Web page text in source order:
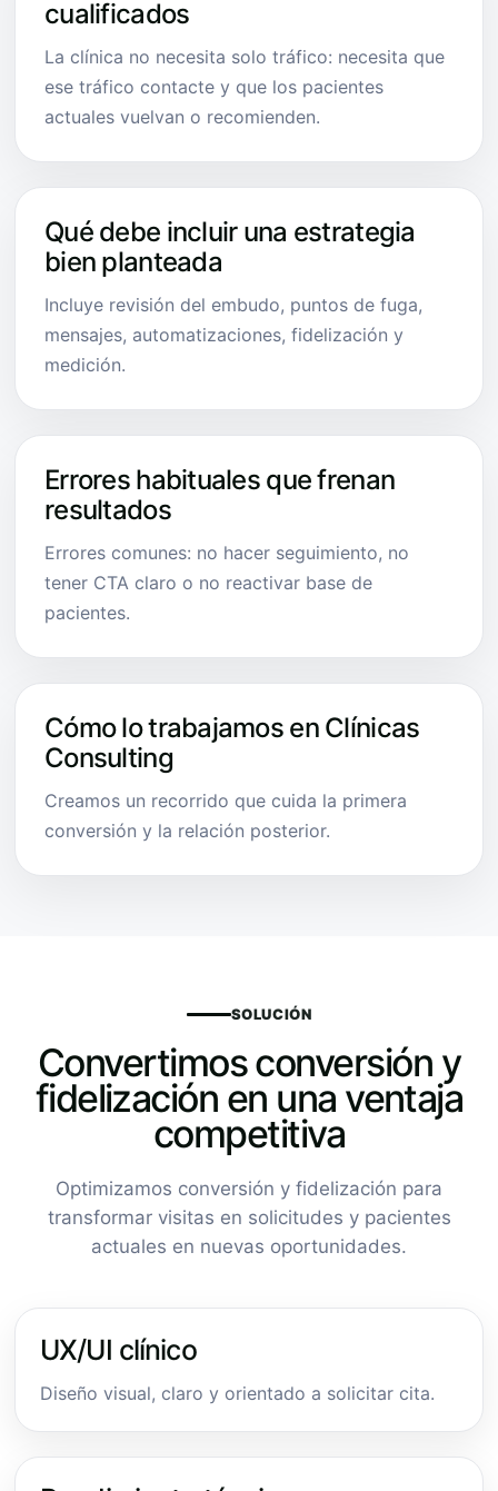
cualificados
La clínica no necesita solo tráfico: necesita que
ese tráfico contacte y que los pacientes
actuales vuelvan o recomienden.
Qué debe incluir una estrategia
bien planteada
Incluye revisión del embudo, puntos de fuga,
mensajes, automatizaciones, fidelización y
medición.
Errores habituales que frenan
resultados
Errores comunes: no hacer seguimiento, no
tener CTA claro o no reactivar base de
pacientes.
Cómo lo trabajamos en Clínicas
Consulting
Creamos un recorrido que cuida la primera
conversión y la relación posterior.
SOLUCIÓN
Convertimos conversión y
fidelización en una ventaja
competitiva
Optimizamos conversión y fidelización para
transformar visitas en solicitudes y pacientes
actuales en nuevas oportunidades.
UX/UI clínico
Diseño visual, claro y orientado a solicitar cita.